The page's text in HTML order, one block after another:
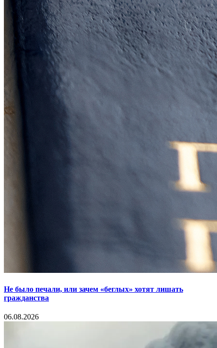
Не было печали, или зачем «беглых» хотят лишать
гражданства
06.08.2026